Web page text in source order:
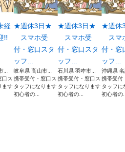
経
!!
...
口ス
ます
★週休3日★
スマホ受
付・窓口スタ
ッフ...
岐阜県 高山市...
携帯受付・窓口ス
タッフになります
初心者の...
★週休3日★
スマホ受
付・窓口スタ
ッフ...
石川県 羽咋市...
携帯受付・窓口ス
タッフになります
初心者の...
★週休
スマ
付・窓
ッフ...
沖縄県 名
携帯受付
タッフに
初心者の...